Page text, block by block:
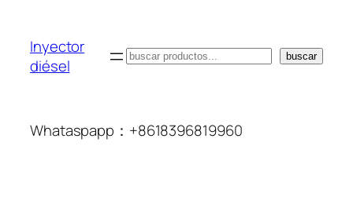
Inyector
diésel
搜
buscar
Whataspapp：+8618396819960